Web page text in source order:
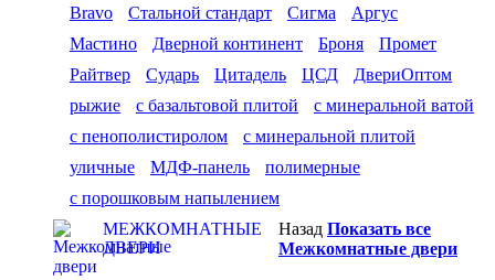
Bravo
Стальной стандарт Сигма
Аргус
Мастино
Дверной континент Броня
Промет
Райтвер
Сударь Цитадель ЦСД
ДвериОптом
рыжие
с базальтовой плитой
с минеральной ватой
с пенополистиролом
с минеральной плитой
уличные
МДФ-панель
полимерные
с порошковым напылением
МЕЖКОМНАТНЫЕ
ДВЕРИ
Назад Показать все
Межкомнатные двери